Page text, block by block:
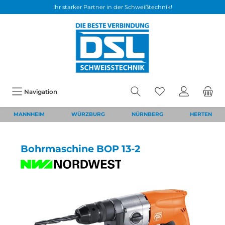
Ihr starker Partner in der Schweißtechnik!
Navigation
MANNHEIM WÜRZBURG NÜRNBERG HERTEN
Bohrmaschine BOP 13-2